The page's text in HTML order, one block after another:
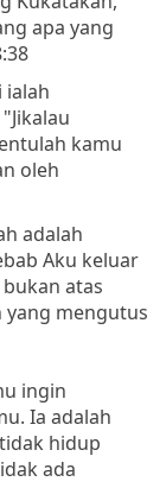
apa yang
ialah
kamu
oleh
adalah
Aku keluar
atas
yang mengutus
ingin
Ia adalah
hidup
ada